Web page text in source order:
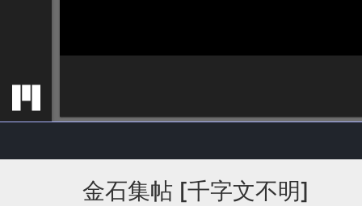
金石集帖 [千字文不明]